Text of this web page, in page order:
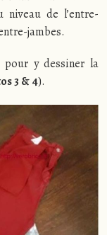
de l’entre-
jambes.
pour y dessiner la
3 & 4).